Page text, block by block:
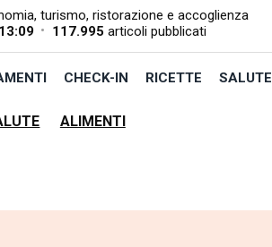
turismo, ristorazione e accoglienza
13:09 • 117.995 articoli pubblicati
CHECK-IN RICETTE SALUTE
ALIMENTI